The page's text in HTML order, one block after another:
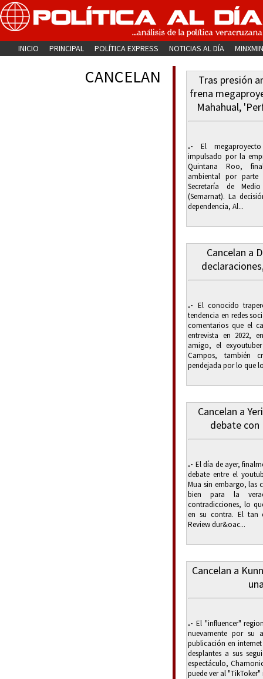
INICIO PRINCIPAL POLÍTICA EXPRESS NOTICIAS AL DÍA
CANCELAN
Tras presión
frena
Mahahual,
.- El
impulsado por la
Quintana Roo,
ambiental por
Secretaría de
(Semarnat). La
dependencia, Al...
Cancelan a
.- El conocido
tendencia en redes
comentarios que el
entrevista en 2022,
amigo, el
Campos, también
pendejada por lo que
Cancelan a
debate con
.- El día de ayer,
debate entre el
Mua sin embargo, las
bien para la
contradicciones, lo
en su contra. El tan
Review dur&oac...
Cancelan a
.- El "influencer"
nuevamente por su
publicación en
desplantes a sus
espectáculo,
puede ver al